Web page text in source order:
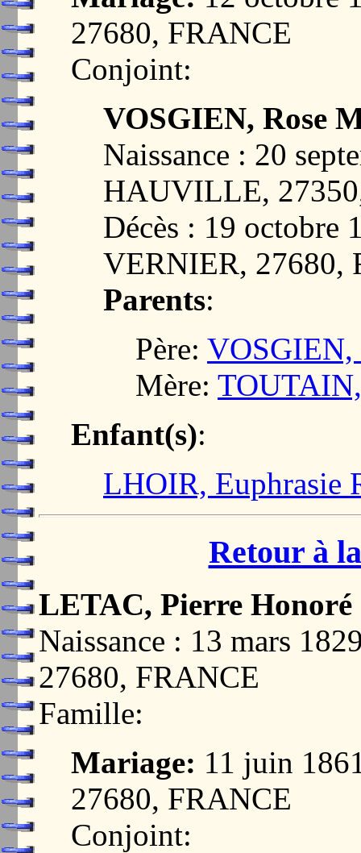
27680, FRANCE
Conjoint:
VOSGIEN, Rose
Naissance : 20
HAUVILLE,
Décès : 19 octobre
VERNIER, 27680,
Parents:
Père: VOSGIEN,
Mère:
Enfant(s):
LHOIR, Euphrasie
Retour à
LETAC, Pierre Honoré
Naissance : 13 mars
27680, FRANCE
Famille:
Mariage: 11 juin
27680, FRANCE
Conjoint: